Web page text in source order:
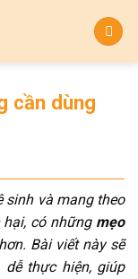
cần dùng
sinh và mang theo
có những mẹo
Bài viết này sẽ
thực hiện, giúp